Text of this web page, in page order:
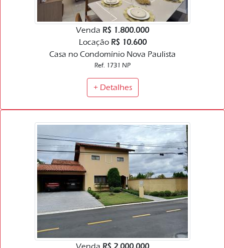
Venda R$ 1.800.000
Locação R$ 10.600
Casa no Condomínio Nova Paulista
Ref. 1731 NP
+ Detalhes